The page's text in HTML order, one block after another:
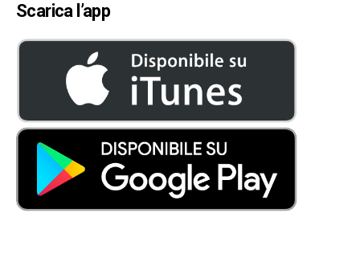
Scarica l’app